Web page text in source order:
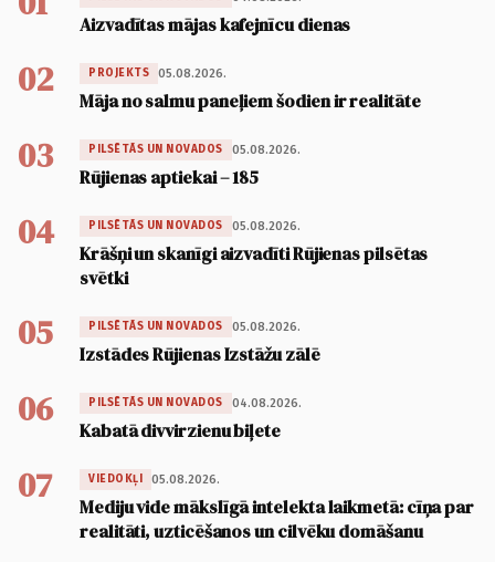
Aizvadītas mājas kafejnīcu dienas
02 PROJEKTS 05.08.2026.
Māja no salmu paneļiem šodien ir realitāte
03 PILSĒTĀS UN NOVADOS 05.08.2026.
Rūjienas aptiekai – 185
04 PILSĒTĀS UN NOVADOS 05.08.2026.
Krāšņi un skanīgi aizvadīti Rūjienas pilsētas
svētki
05 PILSĒTĀS UN NOVADOS 05.08.2026.
Izstādes Rūjienas Izstāžu zālē
06 PILSĒTĀS UN NOVADOS 04.08.2026.
Kabatā divvirzienu biļete
07 VIEDOKĻI 05.08.2026.
Mediju vide mākslīgā intelekta laikmetā: cīņa par
realitāti, uzticēšanos un cilvēku domāšanu